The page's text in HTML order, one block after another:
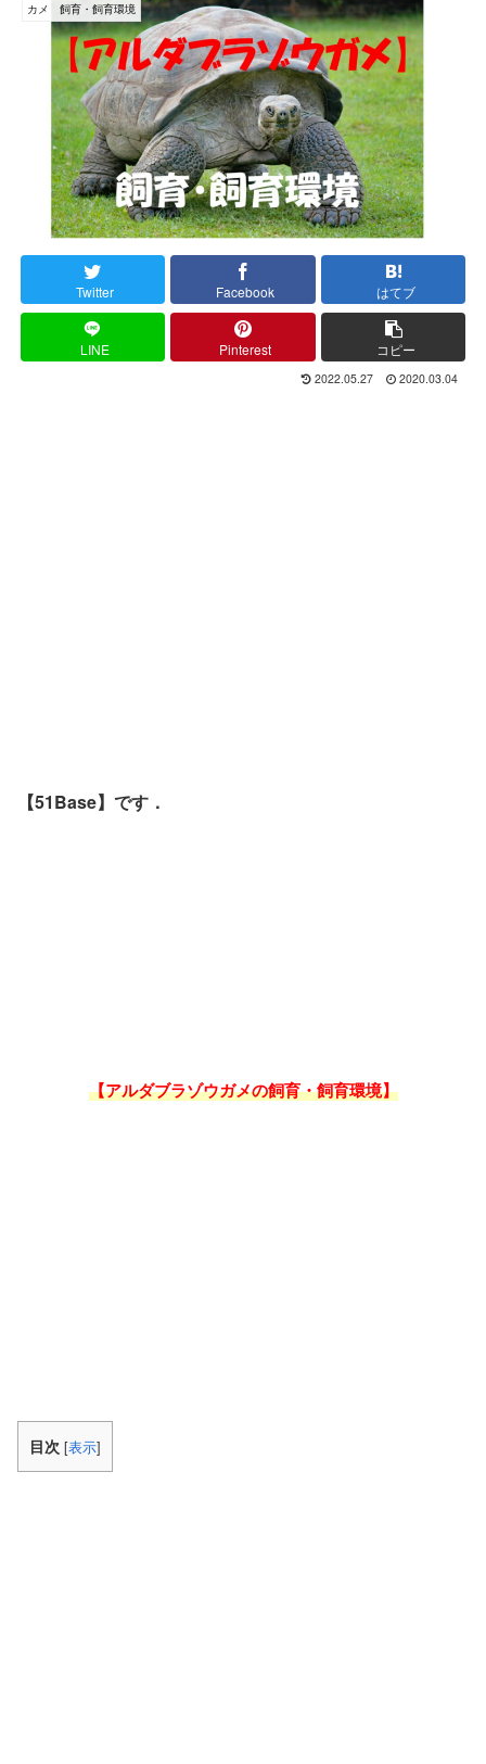
カメ 飼育・飼育環境
Twitter Facebook はてブ
LINE Pinterest コピー
2022.05.27 2020.03.04
【51Base】です．
【アルダブラゾウガメの飼育・飼育環境】
目次 [表示]